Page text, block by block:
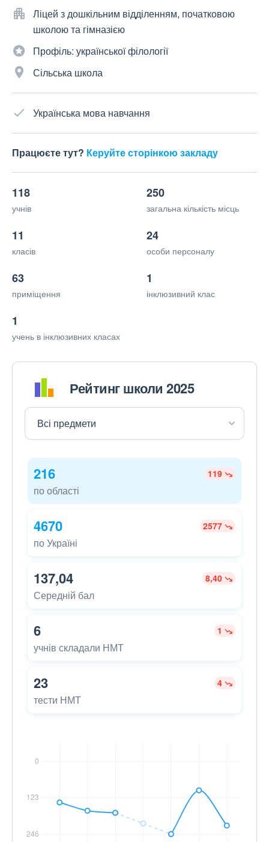
Ліцей з дошкільним відділенням, початковою
школою та гімназією
Профіль: української філології
Сільська школа
Українська мова навчання
Працюєте тут? Керуйте сторінкою закладу
118
учнів
250
загальна кількість місць
11
класів
24
особи персоналу
63
приміщення
1
інклюзивний клас
1
учень в інклюзивних класах
Рейтинг школи 2025
216 119
по області
4670 2577
по Україні
137,04 8,40
Середній бал
6 1
учнів складали НМТ
23 4
тести НМТ